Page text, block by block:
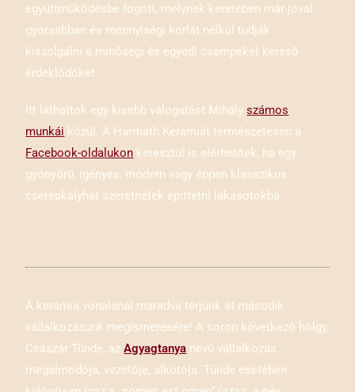
együttműködésbe fogott, melynek keretében már jóval
gyorsabban és mennyiségi korlát nélkül tudják
kiszolgálni a minőségi és egyedi csempéket kereső
érdeklődőket.
Itt láthattok egy kisebb válogatást Mihályszámos
munkái közül. A Harmath Kerámiát természetesen a
Facebook-oldalukon keresztül is elérhetitek, ha egy
gyönyörű, igényes, modern vagy éppen klasszikus
cserépkályhát szeretnétek építtetni lakásotokba.
A kerámia vonalánál maradva térjünk át második
vállalkozásunk megismerésére! A soron következő hölgy,
Császár Tünde, azAgyagtanya nevű vállalkozás
megálmodója, vezetője, alkotója. Tünde esetében